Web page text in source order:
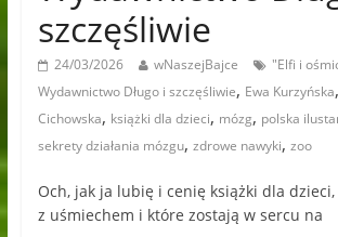
szczęśliwie
24/03/2026 wNaszejBajce
"Elfi i
Wydawnictwo Długo i szczęśliwie, Ewa Kurzyńska,
Cichowska, książki dla dzieci, mózg, polska
sekrety działania mózgu, zdrowe nawyki, zoo
Och, jak ja lubię i cenię książki dla
z uśmiechem i które zostają w sercu na